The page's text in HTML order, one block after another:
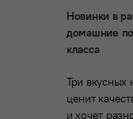
Новинки в
домашние
класса
Три вкусных
ценит
и хочет